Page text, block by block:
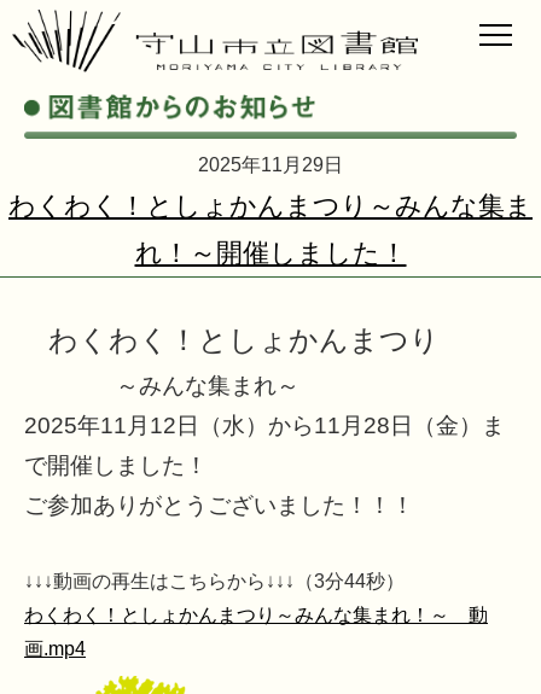
2025年11月29日
わくわく！としょかんまつり～みんな集ま
れ！～開催しました！
わくわく！としょかんまつり
～みんな集まれ～
2025年11月12日（水）から11月28日（金）ま
で開催しました！
ご参加ありがとうございました！！！
↓↓↓動画の再生はこちらから↓↓↓（3分44秒）
わくわく！としょかんまつり～みんな集まれ！～ 動
画.mp4